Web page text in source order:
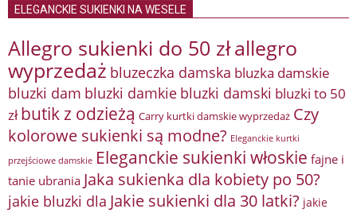
ELEGANCKIE SUKIENKI NA WESELE
Allegro sukienki do 50 złallegro
wyprzedaż bluzeczka damska bluzka damskie
bluzki dam bluzki damkie bluzki damski bluzki to 50
zł butik z odzieżą Carry kurtki damskie wyprzedaż Czy
kolorowe sukienki są modne? Eleganckie kurtki
przejściowe damskie Eleganckie sukienki włoskie fajne i
tanie ubrania Jaka sukienka dla kobiety po 50?
jakie bluzki dla Jakie sukienki dla 30 latki? jakie